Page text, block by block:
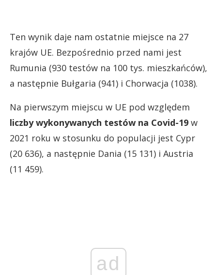
Ten wynik daje nam ostatnie miejsce na 27
krajów UE. Bezpośrednio przed nami jest
Rumunia (930 testów na 100 tys. mieszkańców),
a następnie Bułgaria (941) i Chorwacja (1038).
Na pierwszym miejscu w UE pod względem
liczby wykonywanych testów na Covid-19 w
2021 roku w stosunku do populacji jest Cypr
(20 636), a następnie Dania (15 131) i Austria
(11 459).
ad